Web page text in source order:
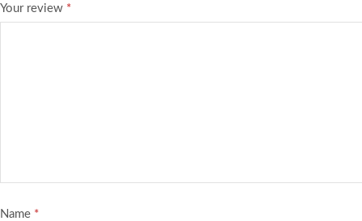
Your review *
Name *